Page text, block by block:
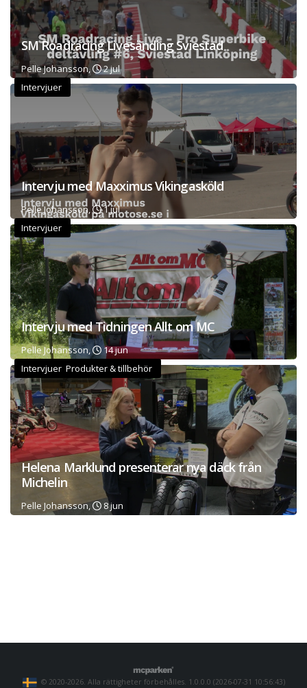
SM Roadracing Livesänding Sviestad
Pelle Johansson,
2 jul
Intervjuer
Intervju med Maxximus Vikingasköld
Pelle Johansson,
1 jul
Intervjuer
Intervju med Tidningen Allt om MC
Pelle Johansson,
14 jun
Intervjuer Produkter & tillbehör
Helena Marklund presenterar nya däck från
Michelin
Pelle Johansson, 8 jun
© 2020-2026. Alla rättigheter förbehålles. 1.0.0.0 (2026-07-31 10:56:43)